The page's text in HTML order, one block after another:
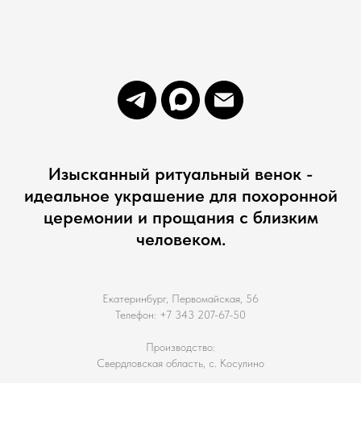
Изысканный ритуальный венок -
идеальное украшение для похоронной
церемонии и прощания с близким
человеком.
Екатеринбург, Первомайская, 56
Телефон: +7 343 207-67-50
Производство:
Свердловская область, с. Косулино